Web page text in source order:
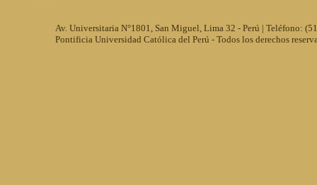
Av. Universitaria N°1801, San Miguel, Lima 32 - Perú | Teléfono:
Pontificia Universidad Católica del Perú - Todos los derechos